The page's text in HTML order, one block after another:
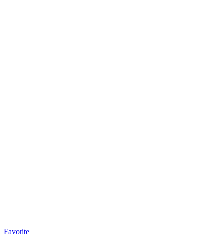
Favorite